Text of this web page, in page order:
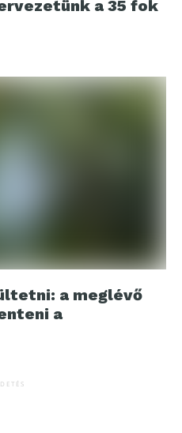
a 35 fok
a meglévő
a